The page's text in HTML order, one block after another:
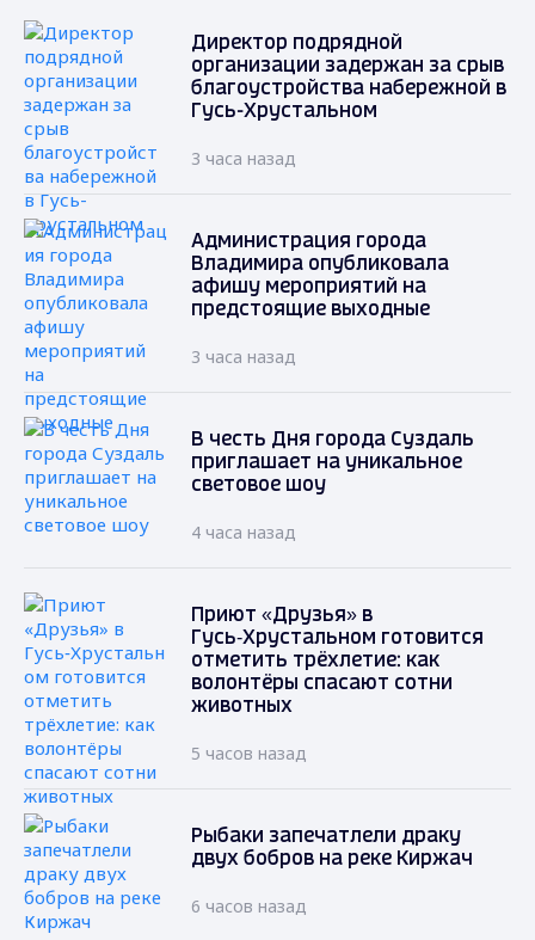
Директор подрядной
организации задержан за срыв
благоустройства набережной в
Гусь-Хрустальном
3 часа назад
Администрация города
Владимира опубликовала
афишу мероприятий на
предстоящие выходные
3 часа назад
В честь Дня города Суздаль
приглашает на уникальное
световое шоу
4 часа назад
Приют «Друзья» в
Гусь‑Хрустальном готовится
отметить трёхлетие: как
волонтёры спасают сотни
животных
5 часов назад
Рыбаки запечатлели драку
двух бобров на реке Киржач
6 часов назад